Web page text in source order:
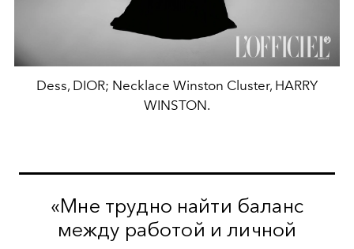
Dess, DIOR; Necklace Winston Cluster, HARRY
WINSTON.
«Мне трудно найти баланс
между работой и личной